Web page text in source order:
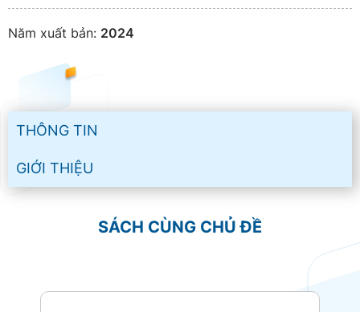
Năm xuất bản: 2024
THÔNG TIN
GIỚI THIỆU
SÁCH CÙNG CHỦ ĐỀ